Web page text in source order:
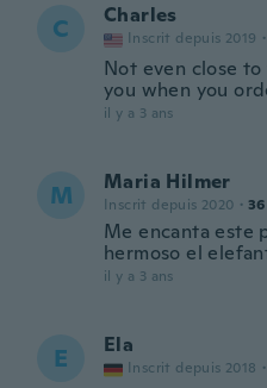
C Charles
Inscrit depuis 2019 ·
Not even close
you when you
il y a 3 ans
M Maria Hilmer
Inscrit depuis 2020 · 36
Me encanta este
hermoso el
il y a 3 ans
E Ela
Inscrit depuis 2018 ·